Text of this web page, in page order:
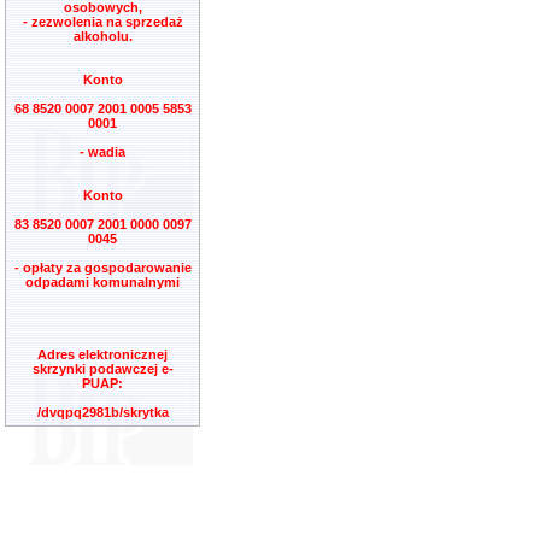
osobowych,
- zezwolenia na sprzedaż
alkoholu.
Konto
68 8520 0007 2001 0005 5853
0001
- wadia
Konto
83 8520 0007 2001 0000 0097
0045
- opłaty za gospodarowanie
odpadami komunalnymi
Adres elektronicznej
skrzynki podawczej e-
PUAP:
/dvqpq2981b/skrytka